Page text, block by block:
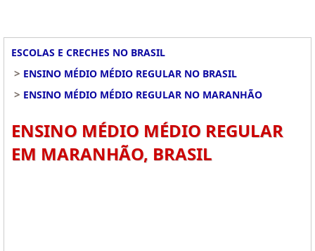
ESCOLAS E CRECHES NO BRASIL
> ENSINO MÉDIO MÉDIO REGULAR NO BRASIL
> ENSINO MÉDIO MÉDIO REGULAR NO MARANHÃO
ENSINO MÉDIO MÉDIO REGULAR
EM MARANHÃO, BRASIL